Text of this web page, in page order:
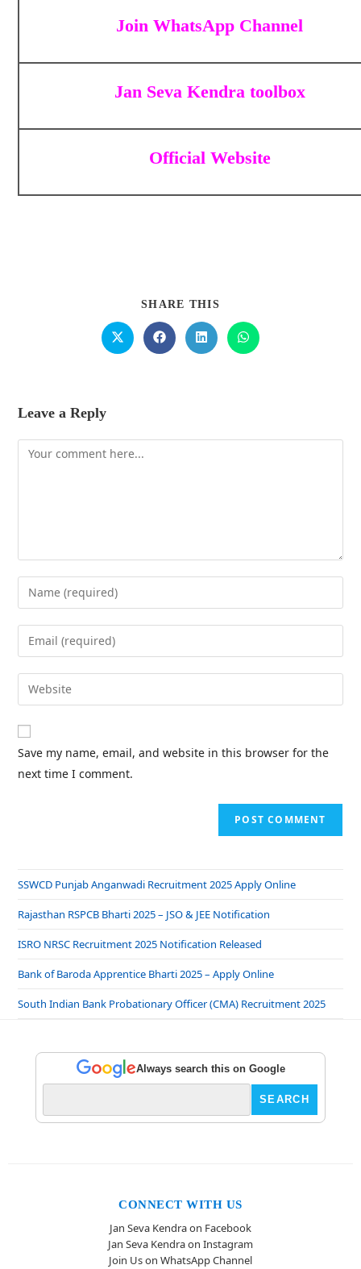
Join WhatsApp Channel
Jan Seva Kendra toolbox
Official Website
SHARE THIS
Leave a Reply
Save my name, email, and website in this browser for the
next time I comment.
SSWCD Punjab Anganwadi Recruitment 2025 Apply Online
Rajasthan RSPCB Bharti 2025 – JSO & JEE Notification
ISRO NRSC Recruitment 2025 Notification Released
Bank of Baroda Apprentice Bharti 2025 – Apply Online
South Indian Bank Probationary Officer (CMA) Recruitment 2025
Always search this on Google
CONNECT WITH US
Jan Seva Kendra on Facebook
Jan Seva Kendra on Instagram
Join Us on WhatsApp Channel